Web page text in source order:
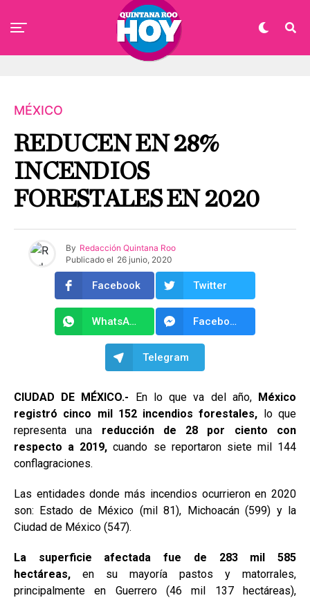
MÉXICO
REDUCEN EN 28%
INCENDIOS
FORESTALES EN 2020
By Redacción Quintana Roo
Publicado el 26 junio, 2020
Facebook Twitter
WhatsApp Facebook Messenger
Telegram
CIUDAD DE MÉXICO.- En lo que va del año, México
registró cinco mil 152 incendios forestales, lo que
representa una reducción de 28 por ciento con
respecto a 2019, cuando se reportaron siete mil 144
conflagraciones.
Las entidades donde más incendios ocurrieron en 2020
son: Estado de México (mil 81), Michoacán (599) y la
Ciudad de México (547).
La superficie afectada fue de 283 mil 585
hectáreas, en su mayoría pastos y matorrales,
principalmente en Guerrero (46 mil 137 hectáreas),